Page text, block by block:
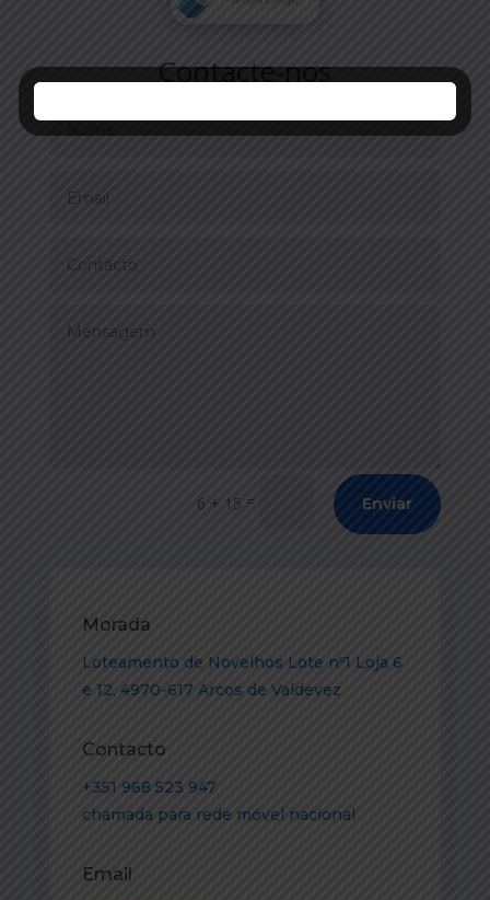
Contacte-nos
6 + 15 = Enviar
Morada
Loteamento de Novelhos Lote nº1 Loja 6
e 12, 4970-617 Arcos de Valdevez
Contacto
+351 968 523 947
chamada para rede móvel nacional
Email